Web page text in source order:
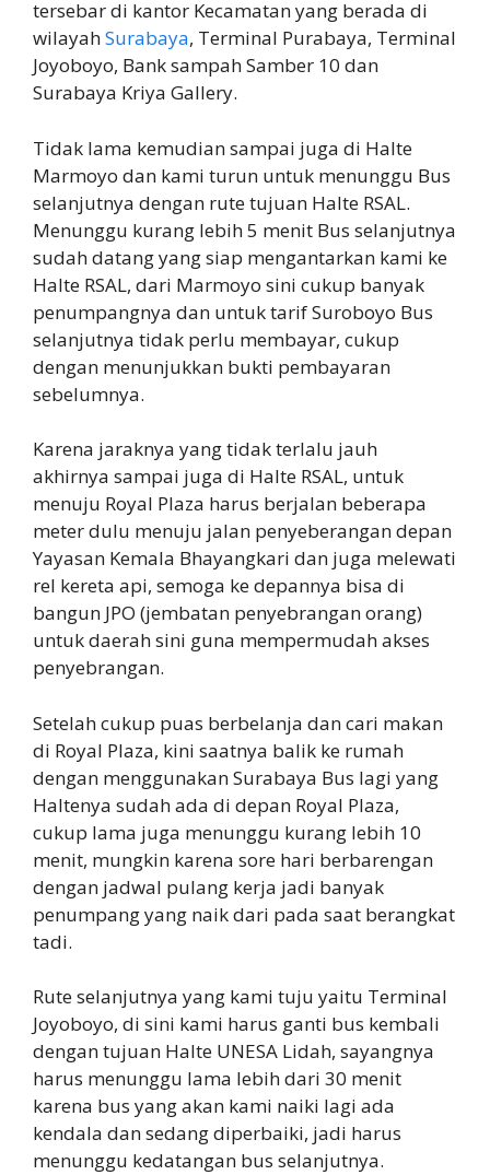
tersebar di kantor Kecamatan yang berada di
wilayahSurabaya, Terminal Purabaya, Terminal
Joyoboyo, Bank sampah Samber 10 dan
Surabaya Kriya Gallery.
Tidak lama kemudian sampai juga di Halte
Marmoyo dan kami turun untuk menunggu Bus
selanjutnya dengan rute tujuan Halte RSAL.
Menunggu kurang lebih 5 menit Bus selanjutnya
sudah datang yang siap mengantarkan kami ke
Halte RSAL, dari Marmoyo sini cukup banyak
penumpangnya dan untuk tarif Suroboyo Bus
selanjutnya tidak perlu membayar, cukup
dengan menunjukkan bukti pembayaran
sebelumnya.
Karena jaraknya yang tidak terlalu jauh
akhirnya sampai juga di Halte RSAL, untuk
menuju Royal Plaza harus berjalan beberapa
meter dulu menuju jalan penyeberangan depan
Yayasan Kemala Bhayangkari dan juga melewati
rel kereta api, semoga ke depannya bisa di
bangun JPO (jembatan penyebrangan orang)
untuk daerah sini guna mempermudah akses
penyebrangan.
Setelah cukup puas berbelanja dan cari makan
di Royal Plaza, kini saatnya balik ke rumah
dengan menggunakan Surabaya Bus lagi yang
Haltenya sudah ada di depan Royal Plaza,
cukup lama juga menunggu kurang lebih 10
menit, mungkin karena sore hari berbarengan
dengan jadwal pulang kerja jadi banyak
penumpang yang naik dari pada saat berangkat
tadi.
Rute selanjutnya yang kami tuju yaitu Terminal
Joyoboyo, di sini kami harus ganti bus kembali
dengan tujuan Halte UNESA Lidah, sayangnya
harus menunggu lama lebih dari 30 menit
karena bus yang akan kami naiki lagi ada
kendala dan sedang diperbaiki, jadi harus
menunggu kedatangan bus selanjutnya.